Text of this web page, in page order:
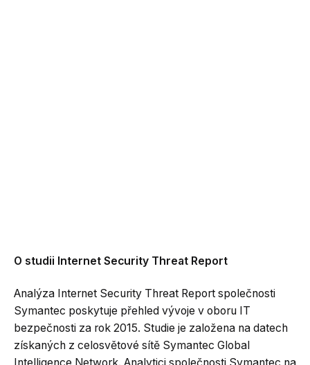
O studii Internet Security Threat Report
Analýza Internet Security Threat Report společnosti
Symantec poskytuje přehled vývoje v oboru IT
bezpečnosti za rok 2015. Studie je založena na datech
získaných z celosvětové sítě Symantec Global